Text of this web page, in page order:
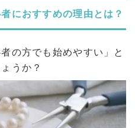
におすすめの理由とは？
の方でも始めやすい」と
うか？